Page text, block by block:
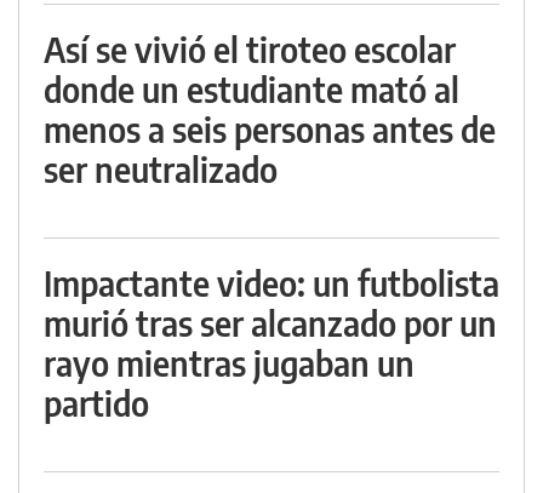
Así se vivió el tiroteo escolar
donde un estudiante mató al
menos a seis personas antes de
ser neutralizado
Impactante video: un futbolista
murió tras ser alcanzado por un
rayo mientras jugaban un
partido